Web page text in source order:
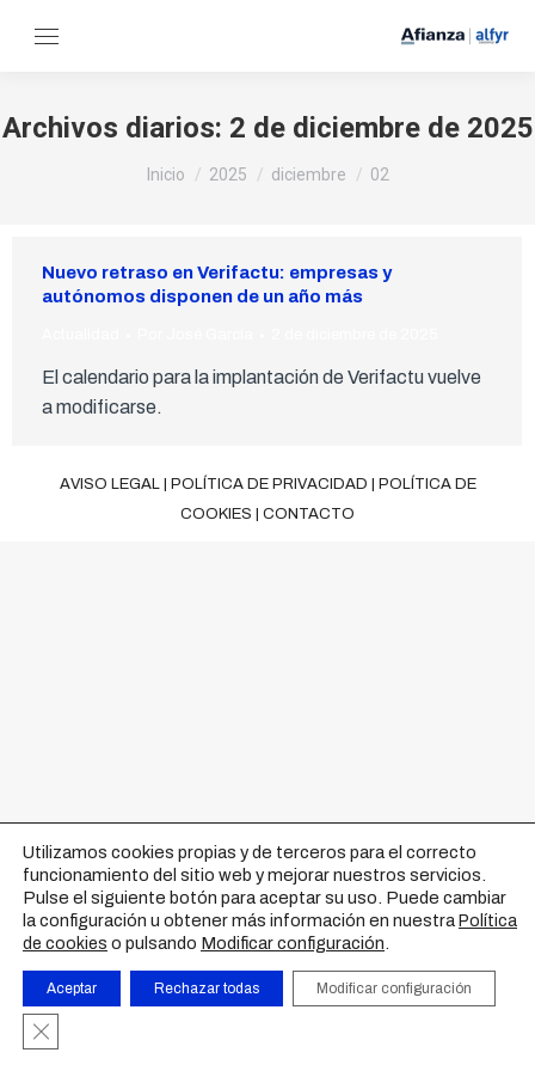
Archivos diarios: 2 de diciembre de 2025
Estás aquí:
Inicio 2025 diciembre 02
Nuevo retraso en Verifactu: empresas y
autónomos disponen de un año más
El calendario para la implantación de Verifactu vuelve
a modificarse.
AVISO LEGAL| POLÍTICA DE PRIVACIDAD
POLÍTICA DE
COOKIES
CONTACTO
Utilizamos cookies propias y de terceros para el correcto
funcionamiento del sitio web y mejorar nuestros servicios.
Pulse el siguiente botón para aceptar su uso. Puede cambiar
la configuración u obtener más información en nuestra Política
de cookies o pulsando Modificar configuración
Aceptar Rechazar todas Modificar configuración
Cerrar el banner de cookies RGPD